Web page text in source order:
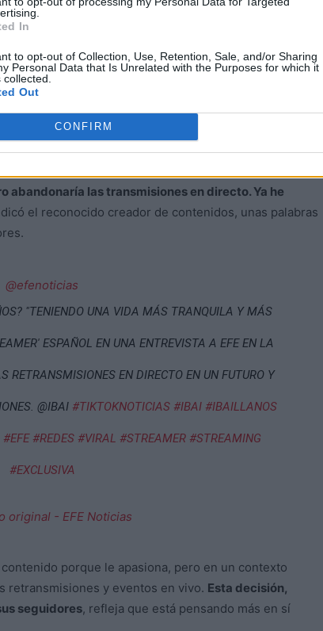
In
to opt-out of Collection, Use, Retention, Sale, and/or Sharing
Personal Data that Is Unrelated with the Purposes for which it
collected.
Out
CONFIRM
abandonaría las transmisiones en directo. Ya he
el reconocido creador de contenidos, unas palabras
@efenoticias
"TENIENDO UNA VIDA MÁS TRANQUILA Y MÁS
ESPAÑOL EN UNA ENTREVISTA A EFE EN LA
RETRANSMISIONES EN DIRECTO EN UN FUTURO Y
@IBAI #TIKTOKNOTICIAS #IBAI #IBAILLANOS
#EFE #REDES #VIRAL #STREAMER #STREAMING
#EXCLUSIVA
original - EFE Noticias
porque le apasiona, pero en un contexto
retransmisiones y eventos en vivo. Esta decisión,
seguidores, refleja que está pensando más en sí